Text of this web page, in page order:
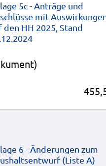
5c - Anträge und
mit
den HH 2025, Stand
6 - Änderungen zum
(Liste A)